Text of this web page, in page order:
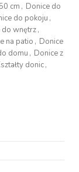
cm , Donice do
do pokoju ,
do wnętrz,
na patio , Donice
domu , Donice z
donic,